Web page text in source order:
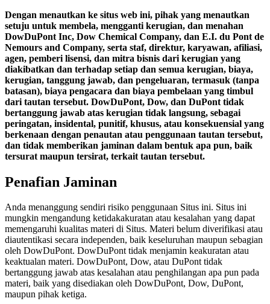
Dengan menautkan ke situs web ini, pihak yang menautkan
setuju untuk membela, mengganti kerugian, dan menahan
DowDuPont Inc, Dow Chemical Company, dan E.I. du Pont de
Nemours and Company, serta staf, direktur, karyawan, afiliasi,
agen, pemberi lisensi, dan mitra bisnis dari kerugian yang
diakibatkan dan terhadap setiap dan semua kerugian, biaya,
kerugian, tanggung jawab, dan pengeluaran, termasuk (tanpa
batasan), biaya pengacara dan biaya pembelaan yang timbul
dari tautan tersebut. DowDuPont, Dow, dan DuPont tidak
bertanggung jawab atas kerugian tidak langsung, sebagai
peringatan, insidental, punitif, khusus, atau konsekuensial yang
berkenaan dengan penautan atau penggunaan tautan tersebut,
dan tidak memberikan jaminan dalam bentuk apa pun, baik
tersurat maupun tersirat, terkait tautan tersebut.
Penafian Jaminan
Anda menanggung sendiri risiko penggunaan Situs ini. Situs ini
mungkin mengandung ketidakakuratan atau kesalahan yang dapat
memengaruhi kualitas materi di Situs. Materi belum diverifikasi atau
diautentikasi secara independen, baik keseluruhan maupun sebagian
oleh DowDuPont. DowDuPont tidak menjamin keakuratan atau
keaktualan materi. DowDuPont, Dow, atau DuPont tidak
bertanggung jawab atas kesalahan atau penghilangan apa pun pada
materi, baik yang disediakan oleh DowDuPont, Dow, DuPont,
maupun pihak ketiga.